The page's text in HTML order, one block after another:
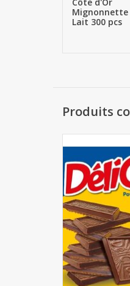
Mignonnette
Lait 300 pcs
Produits